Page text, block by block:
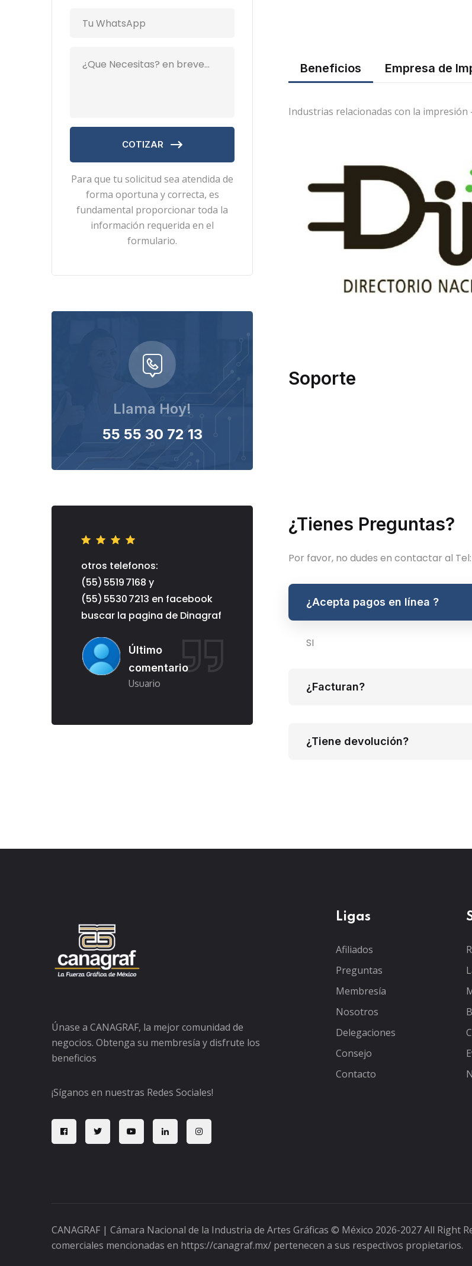
COTIZAR
Para que tu solicitud sea atendida de
forma oportuna y correcta, es
fundamental proporcionar toda la
información requerida en el
formulario.
Llama Hoy!
55 55 30 72 13
otros telefonos:
(55) 5519 7168 y
(55) 5530 7213 en facebook
buscar la pagina de Dinagraf
Último
comentario
Usuario
otros telefonos:
(55) 5519 7168 y
(55) 5530 7213 en facebook
buscar la pagina de Dinagraf
Último
Usuario
otros
(55) 5519 7168
(55) 5530
Beneficios Empresa de
Industrias relacionadas con la
Soporte
¿Tienes Preguntas?
Por favor, no dudes en contactar al Tel:
¿Acepta pagos en línea ?
SI
¿Facturan?
¿Tiene devolución?
Únase a CANAGRAF, la mejor comunidad de
negocios. Obtenga su membresía y disfrute los
beneficios
¡Síganos en nuestras Redes Sociales!
Ligas
Afiliados
Preguntas
Membresía
Nosotros
Delegaciones
Consejo
Contacto
CANAGRAF | Cámara Nacional de la Industria de Artes Gráficas © México 2026-2027 All Right
comerciales mencionadas en https://canagraf.mx/ pertenecen a sus respectivos propietarios.